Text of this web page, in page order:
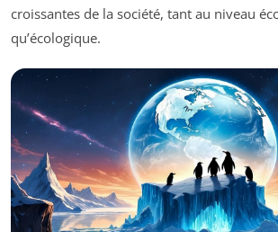
croissantes de la société, tant au niveau
qu’écologique.